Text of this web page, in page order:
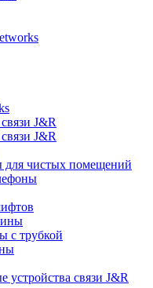
J&R
J&R
для чистых помещений
с трубкой
устройства связи J&R